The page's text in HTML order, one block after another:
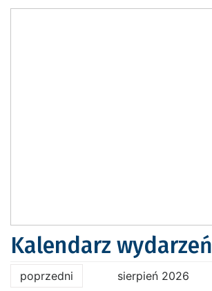
Kalendarz wydarzeń
poprzedni sierpień 2026